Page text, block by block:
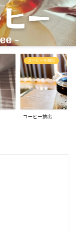
コーヒーを抽出
コーヒー抽出